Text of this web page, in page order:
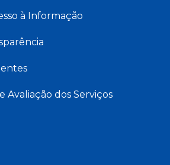
à Informação
Avaliação dos Serviços